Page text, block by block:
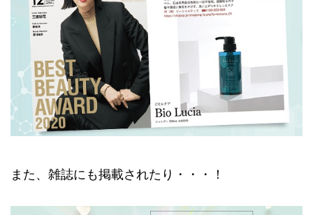
また、雑誌にも掲載されたり・・・！